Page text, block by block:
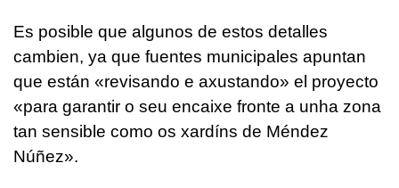
Es posible que algunos de estos detalles
cambien, ya que fuentes municipales apuntan
que están «revisando e axustando» el proyecto
«para garantir o seu encaixe fronte a unha zona
tan sensible como os xardíns de Méndez
Núñez».